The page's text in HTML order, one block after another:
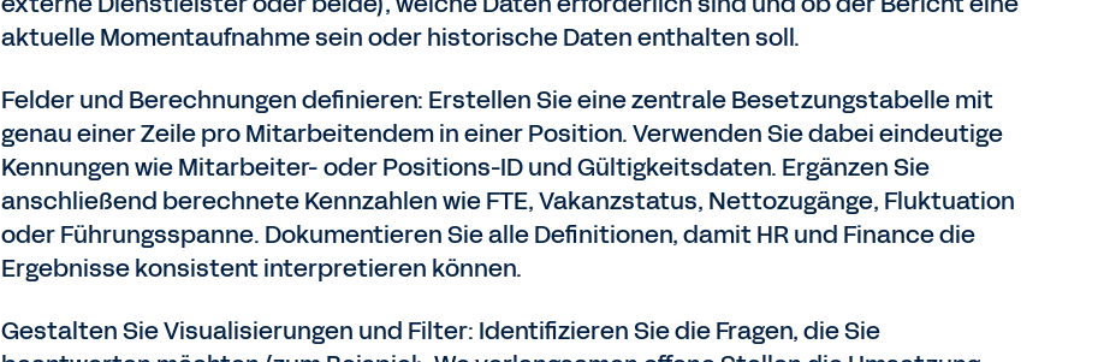
aktuelle Momentaufnahme sein oder historische Daten enthalten soll.
Felder und Berechnungen definieren: Erstellen Sie eine zentrale Besetzungstabelle mit
genau einer Zeile pro Mitarbeitendem in einer Position. Verwenden Sie dabei eindeutige
Kennungen wie Mitarbeiter- oder Positions-ID und Gültigkeitsdaten. Ergänzen Sie
anschließend berechnete Kennzahlen wie FTE, Vakanzstatus, Nettozugänge, Fluktuation
oder Führungsspanne. Dokumentieren Sie alle Definitionen, damit HR und Finance die
Ergebnisse konsistent interpretieren können.
Gestalten Sie Visualisierungen und Filter: Identifizieren Sie die Fragen, die Sie